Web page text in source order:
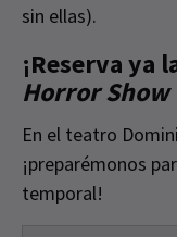
sin ellas).
¡Reserva ya
Horror Show
En el teatro
¡preparémonos
temporal!